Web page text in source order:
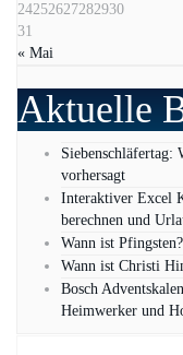
24252627282930
31
« Mai
Aktuelle
Siebenschläfertag:
vorhersagt
Interaktiver Excel
berechnen und
Wann ist Pfingsten?
Wann ist Christi
Bosch
Heimwerker und